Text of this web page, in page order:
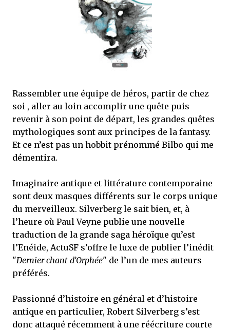
que Thomas connaissait et appréciait Olivier. Marlowe découvre une ville qu’il
ne connaissait pas, habitée par la méfiance, la peur et le rigorisme de la Ligue,
une ville pleine de mystères et de vieilles rancœurs. La Dame d...
Rassembler une équipe de héros, partir de chez
soi , aller au loin accomplir une quête puis
revenir à son point de départ, les grandes quêtes
mythologiques sont aux principes de la fantasy.
Et ce n’est pas un hobbit prénommé Bilbo qui me
démentira.
Imaginaire antique et littérature contemporaine
sont deux masques différents sur le corps unique
du merveilleux. Silverberg le sait bien, et, à
l’heure où Paul Veyne publie une nouvelle
traduction de la grande saga héroïque qu’est
l’Enéide, ActuSF s’offre le luxe de publier l’inédit
"Dernier chant d’Orphée" de l’un de mes auteurs
préférés.
Passionné d’histoire en général et d’histoire
antique en particulier, Robert Silverberg s’est
donc attaqué récemment à une réécriture courte